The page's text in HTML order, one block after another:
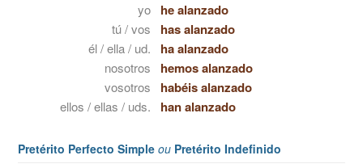
yo he alanzado
tú / vos has alanzado
él / ella / ud. ha alanzado
nosotros hemos alanzado
vosotros habéis alanzado
ellos / ellas / uds. han alanzado
Pretérito Perfecto Simple ou Pretérito Indefinido